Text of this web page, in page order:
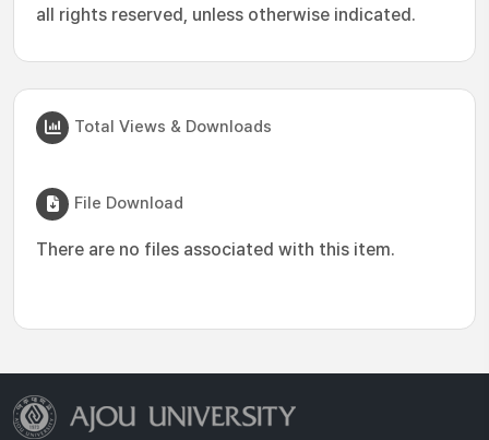
all rights reserved, unless otherwise indicated.
Total Views & Downloads
File Download
There are no files associated with this item.